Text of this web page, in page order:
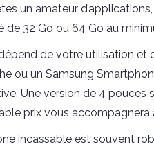
un amateur
de 32 Go ou 64 Go au
de votre utilisation et
ou un Samsung
Une version de 4
prix vous accompagnera
incassable est souvent